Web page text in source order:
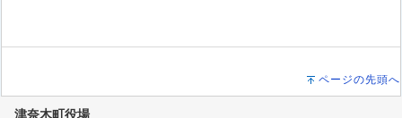
ページの先頭へ
津奈木町役場